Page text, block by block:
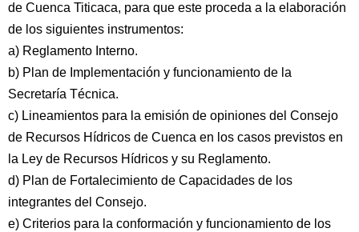
de Cuenca Titicaca, para que este proceda a la elaboración
de los siguientes instrumentos:
a) Reglamento Interno.
b) Plan de Implementación y funcionamiento de la
Secretaría Técnica.
c) Lineamientos para la emisión de opiniones del Consejo
de Recursos Hídricos de Cuenca en los casos previstos en
la Ley de Recursos Hídricos y su Reglamento.
d) Plan de Fortalecimiento de Capacidades de los
integrantes del Consejo.
e) Criterios para la conformación y funcionamiento de los